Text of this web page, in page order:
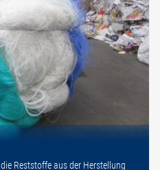
Reststoffe aus der Herstellung